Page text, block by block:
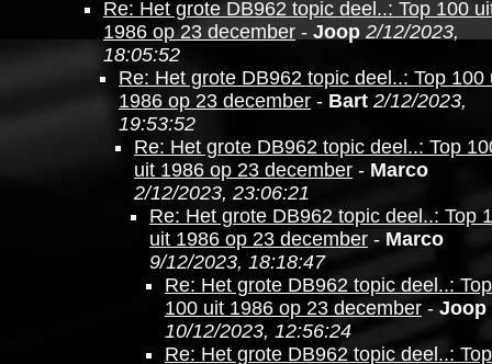
Re: Het grote DB962 topic deel..: Top 100
1986 op 23 december - Joop 2/12/2023,
18:05:52
Re: Het grote DB962 topic deel..: Top 100
1986 op 23 december - Bart 2/12/2023,
19:53:52
Re: Het grote DB962 topic deel..: Top
uit 1986 op 23 december - Marco
2/12/2023, 23:06:21
Re: Het grote DB962 topic deel..: Top
uit 1986 op 23 december - Marco
9/12/2023, 18:18:47
Re: Het grote DB962 topic deel..: Top
100 uit 1986 op 23 december - Joop
10/12/2023, 12:56:24
Re: Het grote DB962 topic deel..: Top